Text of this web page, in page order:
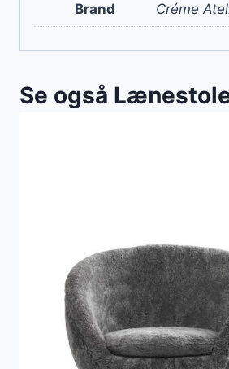
Brand Créme
Se også